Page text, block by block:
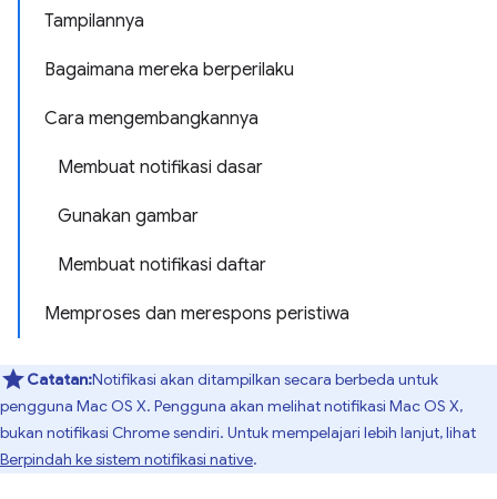
Tampilannya
Bagaimana mereka berperilaku
Cara mengembangkannya
Membuat notifikasi dasar
Gunakan gambar
Membuat notifikasi daftar
Memproses dan merespons peristiwa
Catatan:Notifikasi akan ditampilkan secara berbeda untuk
pengguna Mac OS X. Pengguna akan melihat notifikasi Mac OS X,
bukan notifikasi Chrome sendiri. Untuk mempelajari lebih lanjut, lihat
Berpindah ke sistem notifikasi native.